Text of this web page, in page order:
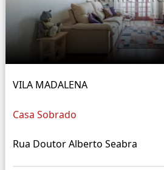
VILA MADALENA
Casa Sobrado
Rua Doutor Alberto Seabra